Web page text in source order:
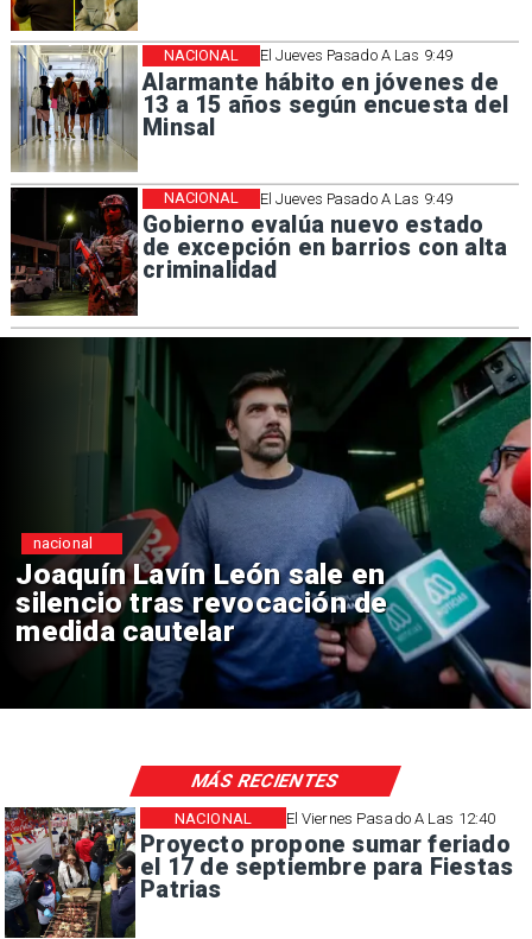
El Jueves Pasado A Las 9:49
Alarmante hábito en jóvenes de
13 a 15 años según encuesta del
Minsal
NACIONAL
El Jueves Pasado A Las 9:49
Gobierno evalúa nuevo estado
de excepción en barrios con alta
criminalidad
NACIONAL
Lavín León sale en
tras revocación de
cautelar
El Viernes Pasado A Las 12:40
Proyecto propone sumar feriado
el 17 de septiembre para Fiestas
Patrias
NACIONAL
MÁS RECIENTES